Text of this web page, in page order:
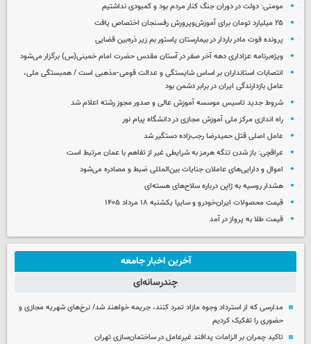
مومنی: دولت در دوران جنگ کنار مردم بود و کمبودی نداشتیم
۲۵ میلیارد تومان برای آموزش‌وپرورش رفسنجان اختصاص یافت
پرونده فوت مادر باردار در بیمارستان پاستور بم زیر ذره‌بین قضایی
ویژه‌برنامه عزاداری دهه آخر صفر در آستان مقدس حضرت امام خمینی(س) برگزار می‌شود
انتصابات استانداران بر اساس شایستگی و عدالت قومی-مذهبی است / همبستگی ملی،
عامل بازدارندگی ایران در برابر دشمن بود
شروط جدید تاسیس موسسه آموزش عالی و صدور مجوز رشته اعلام شد
راه اندازی مرکز ملی آموزش مجازی در دانشگاه پیام نور
عامل اصلی قتل حمیدرضا رجب‌زاده دستگیر شد
عراقچی: باز شدن تنگه هرمز به شرایطی غیر از تفاهم با عمان مرتبط است
اموال و دارایی‌های عاملان جنایات بین‌المللی ضبط و مصادره می‌شود
هشدار روسیه به ژاپن درباره سلاح‌های هسته‌ای
قیمت محصولات ایران‌خودرو و سایپا یکشنبه ۱۸ مرداد ۱۴۰۵
قیمت طلا به پرواز در آمد
آخرین اخبار جامعه
چندرسانه‌ای
مدارسی که از استرداد وجوه مازاد تمرد کنند، جریمه خواهند شد/ نرخ‌های شهریه مجازی و
حضوری را تفکیک کردیم
تاکید چمران بر الزامات پدافند غیرعامل در ساختمان‌سازی تهران